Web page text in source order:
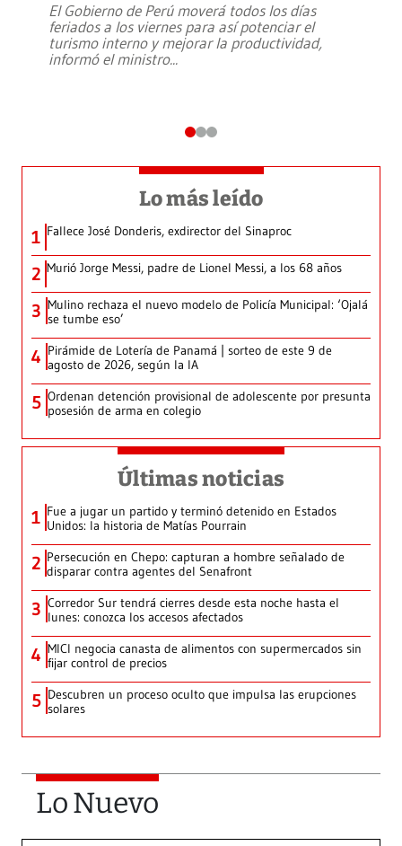
El Gobierno de Perú moverá todos los días
feriados a los viernes para así potenciar el
turismo interno y mejorar la productividad,
informó el ministro...
Lo más leído
1 Fallece José Donderis, exdirector del Sinaproc
2 Murió Jorge Messi, padre de Lionel Messi, a los 68 años
3 Mulino rechaza el nuevo modelo de Policía Municipal: ‘Ojalá
se tumbe eso’
4 Pirámide de Lotería de Panamá | sorteo de este 9 de
agosto de 2026, según la IA
5 Ordenan detención provisional de adolescente por presunta
posesión de arma en colegio
Últimas noticias
1 Fue a jugar un partido y terminó detenido en Estados
Unidos: la historia de Matías Pourrain
2 Persecución en Chepo: capturan a hombre señalado de
disparar contra agentes del Senafront
3 Corredor Sur tendrá cierres desde esta noche hasta el
lunes: conozca los accesos afectados
4 MICI negocia canasta de alimentos con supermercados sin
fijar control de precios
5 Descubren un proceso oculto que impulsa las erupciones
solares
Lo Nuevo